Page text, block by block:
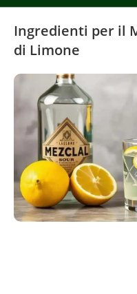
Ingredienti per il
di Limone